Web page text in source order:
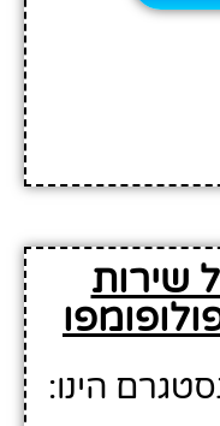
שירות
הינו: